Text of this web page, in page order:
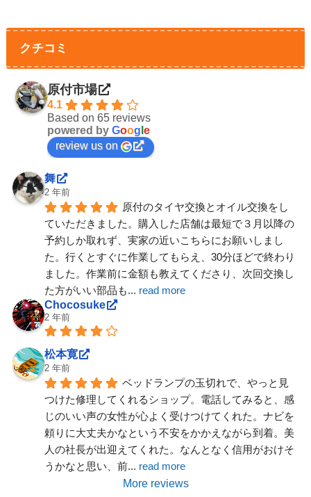
クチコミ
原付市場
4.1
Based on 65 reviews
powered by Goog e
review us on
舞
2 年前
原付のタイヤ交換とオイル交換をし
ていただきました。購入した店舗は最短で３月以降の
予約しか取れず、実家の近いこちらにお願いしまし
た。行くとすぐに作業してもらえ、30分ほどで終わり
ました。作業前に金額も教えてくださり、次回交換し
た方がいい部品も... read more
Chocosuke
2 年前
松本寛
2 年前
ベッドランプの玉切れで、やっと見
つけた修理してくれるショップ。電話してみると、感
じのいい声の女性が心よく受けつけてくれた。ナビを
頼りに大丈夫かなという不安をかかえながら到着。美
人の社長が出迎えてくれた。なんとなく信用がおけそ
うかなと思い、前... read more
More reviews